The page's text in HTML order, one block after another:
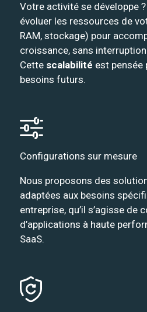
Votre activité se développe
évoluer les ressources de
RAM, stockage) pour
croissance, sans
Cette scalabilité est pensée
besoins futurs.
Configurations sur mesure
Nous proposons des
adaptées aux besoins
entreprise, qu’il s’agisse de
d’applications à haute
SaaS.